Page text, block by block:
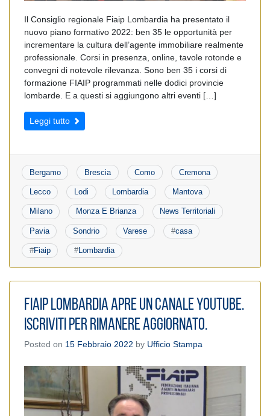
Il Consiglio regionale Fiaip Lombardia ha presentato il
nuovo piano formativo 2022: ben 35 le opportunità per
incrementare la cultura dell’agente immobiliare realmente
professionale. Corsi in presenza, online, tavole rotonde e
convegni di notevole rilevanza. Sono ben 35 i corsi di
formazione FIAIP programmati nelle dodici provincie
lombarde. E a questi si aggiungono altri eventi […]
Leggi tutto
Bergamo Brescia Como Cremona
Lecco Lodi Lombardia Mantova
Milano Monza E Brianza News Territoriali
Pavia Sondrio Varese #casa
#Fiaip #Lombardia
FIAIP Lombardia apre un canale YOUTUBE.
Iscriviti per rimanere aggiornato.
Posted on 15 Febbraio 2022 by Ufficio Stampa